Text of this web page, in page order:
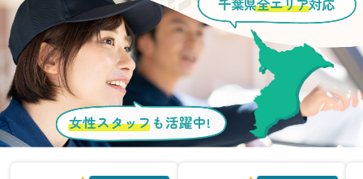
女性スタッフ も活躍中!
千葉県全エリア対応